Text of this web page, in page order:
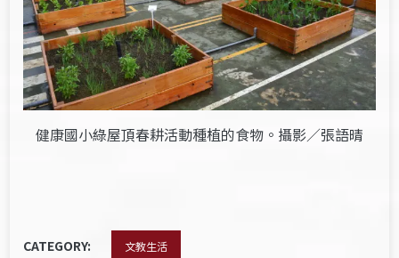
健康國小綠屋頂春耕活動種植的食物。攝影／張語晴
CATEGORY: 文教生活